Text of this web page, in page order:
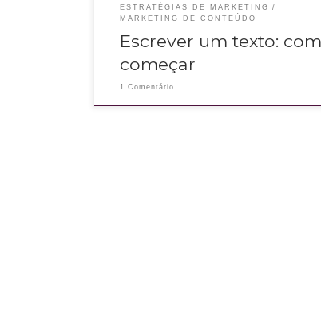
ESTRATÉGIAS DE MARKETING
MARKETING DE CONTEÚDO
Escrever um texto:
começar
1 Comentário